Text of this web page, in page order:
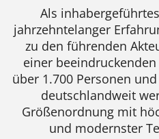
Als
jahrzehntelanger
zu den führenden
einer
über 1.700 Personen
deutschlandweit
Größenordnung mit
und modernster